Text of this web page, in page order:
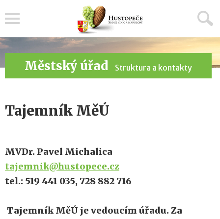
Městský úřad Struktura a kontakty
Tajemník MěÚ
MVDr. Pavel Michalica
tajemnik@hustopece.cz
tel.: 519 441 035, 728 882 716
Tajemník MěÚ je vedoucím úřadu. Za